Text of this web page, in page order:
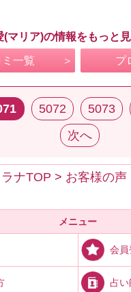
(マリア)の情報をもっと
ミ一覧 プ
5072 5073
次へ
ナTOP > お客様の声
メニュー
会
占